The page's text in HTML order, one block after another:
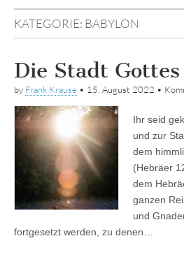
Tagebuch
KATEGORIE: BABYLON
Die Stadt Gottes
by Frank Krause • 15. August 2022 •
Ihr seid
und zur
dem
(Hebräer
dem
ganzen
und
fortgesetzt werden, zu denen…